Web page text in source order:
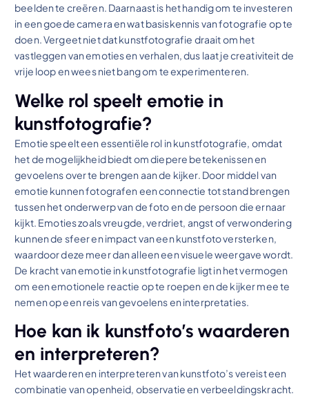
beelden te creëren. Daarnaast is het handig om te investeren
in een goede camera en wat basiskennis van fotografie op te
doen. Vergeet niet dat kunstfotografie draait om het
vastleggen van emoties en verhalen, dus laat je creativiteit de
vrije loop en wees niet bang om te experimenteren.
Welke rol speelt emotie in
kunstfotografie?
Emotie speelt een essentiële rol in kunstfotografie, omdat
het de mogelijkheid biedt om diepere betekenissen en
gevoelens over te brengen aan de kijker. Door middel van
emotie kunnen fotografen een connectie tot stand brengen
tussen het onderwerp van de foto en de persoon die ernaar
kijkt. Emoties zoals vreugde, verdriet, angst of verwondering
kunnen de sfeer en impact van een kunstfoto versterken,
waardoor deze meer dan alleen een visuele weergave wordt.
De kracht van emotie in kunstfotografie ligt in het vermogen
om een emotionele reactie op te roepen en de kijker mee te
nemen op een reis van gevoelens en interpretaties.
Hoe kan ik kunstfoto’s waarderen
en interpreteren?
Het waarderen en interpreteren van kunstfoto’s vereist een
combinatie van openheid, observatie en verbeeldingskracht.